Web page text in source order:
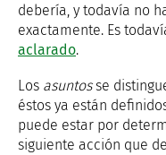
debería, y todavía no
exactamente. Es
aclarado.
Los asuntosse
éstos ya están
puede estar por
siguiente acción que